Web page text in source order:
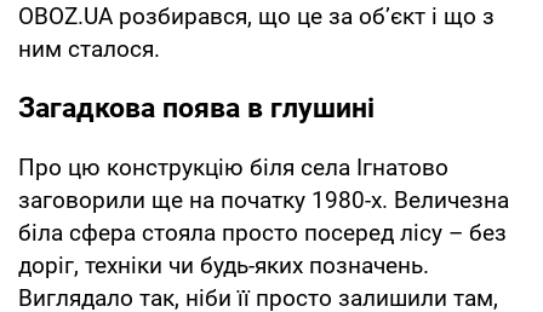
OBOZ.UA розбирався, що це за об’єкт і що з
ним сталося.
Загадкова поява в глушині
Про цю конструкцію біля села Ігнатово
заговорили ще на початку 1980-х. Величезна
біла сфера стояла просто посеред лісу – без
доріг, техніки чи будь-яких позначень.
Виглядало так, ніби її просто залишили там,